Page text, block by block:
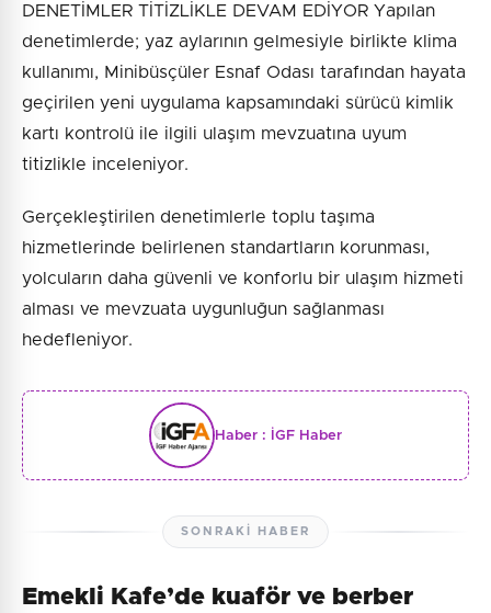
DENETİMLER TİTİZLİKLE DEVAM EDİYOR Yapılan
denetimlerde; yaz aylarının gelmesiyle birlikte klima
kullanımı, Minibüsçüler Esnaf Odası tarafından hayata
geçirilen yeni uygulama kapsamındaki sürücü kimlik
kartı kontrolü ile ilgili ulaşım mevzuatına uyum
titizlikle inceleniyor.
Gerçekleştirilen denetimlerle toplu taşıma
hizmetlerinde belirlenen standartların korunması,
yolcuların daha güvenli ve konforlu bir ulaşım hizmeti
alması ve mevzuata uygunluğun sağlanması
hedefleniyor.
Haber : İGF Haber
SONRAKI HABER
Emekli Kafe’de kuaför ve berber